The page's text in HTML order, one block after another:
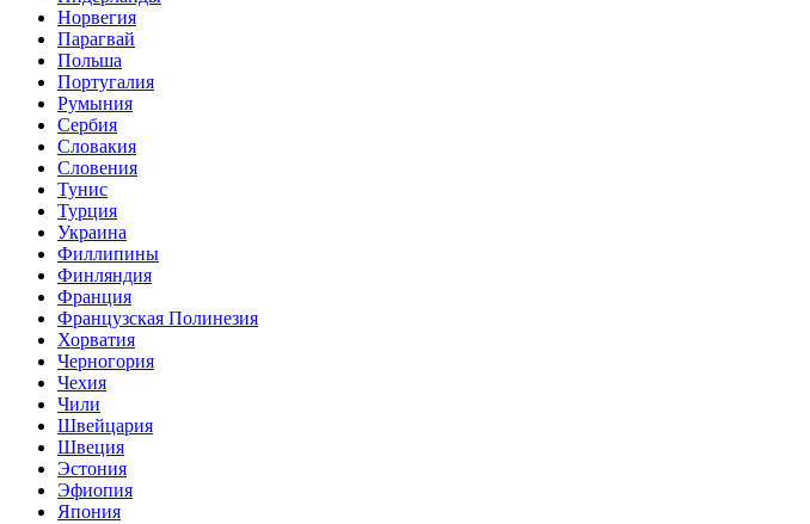
Норвегия
Парагвай
Польша
Португалия
Румыния
Сербия
Словакия
Словения
Тунис
Турция
Украина
Филлипины
Финляндия
Франция
Французская Полинезия
Хорватия
Черногория
Чехия
Чили
Швейцария
Швеция
Эстония
Эфиопия
Япония